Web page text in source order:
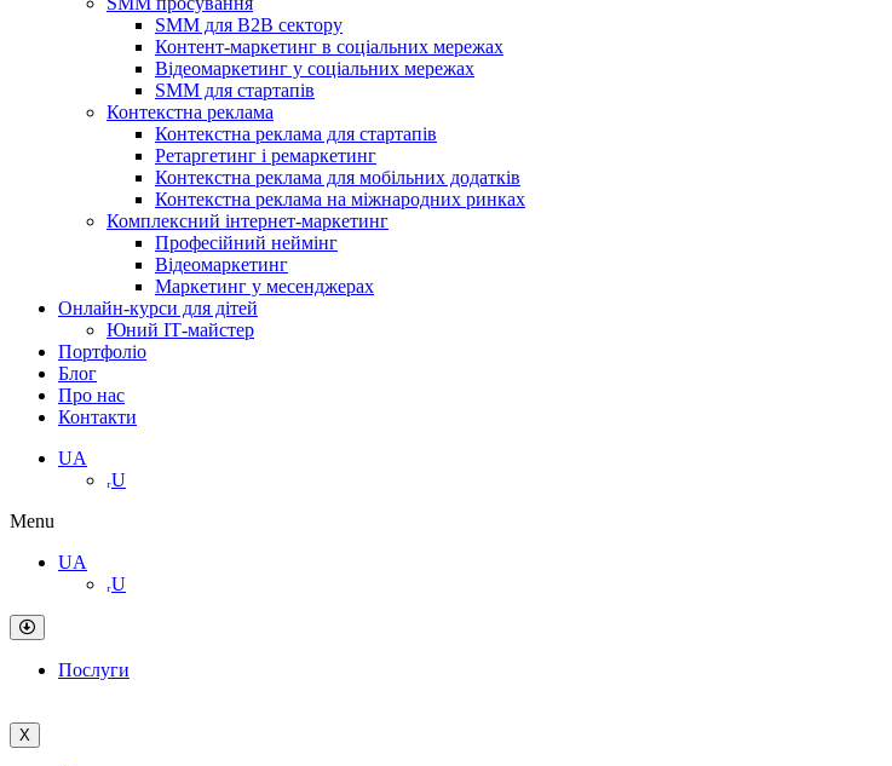
SMM для B2B сектору
Контент-маркетинг в соціальних мережах
Відеомаркетинг у соціальних мережах
SMM для стартапів
Контекстна реклама
Контекстна реклама для стартапів
Ретаргетинг і ремаркетинг
Контекстна реклама для мобільних додатків
Контекстна реклама на міжнародних ринках
Комплексний інтернет-маркетинг
Професійний неймінг
Відеомаркетинг
Маркетинг у месенджерах
Онлайн-курси для дітей
Юний ІТ-майстер
Портфоліо
Блог
Про нас
Контакти
UA
ᵣU
Menu
UA
ᵣU
Послуги
X